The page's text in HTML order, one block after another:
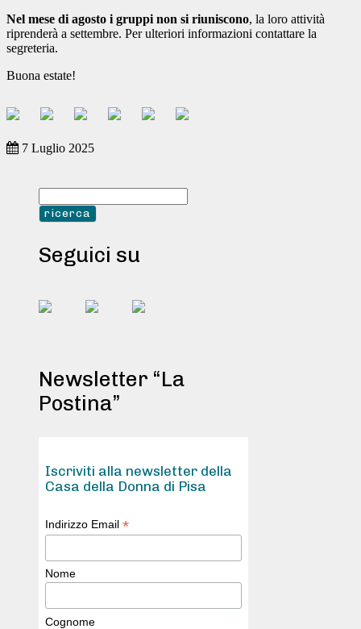
Nel mese di agosto i gruppi non si riuniscono, la loro attività
riprenderà a settembre. Per ulteriori informazioni contattare la
segreteria.
Buona estate!
7 Luglio 2025
Seguici su
Newsletter “La
Postina”
Iscriviti alla newsletter della
Casa della Donna di Pisa
Indirizzo Email *
Nome
Cognome